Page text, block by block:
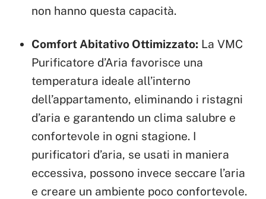
non hanno questa capacità.
Comfort Abitativo Ottimizzato: La VMC
Purificatore d’Aria favorisce una
temperatura ideale all’interno
dell’appartamento, eliminando i ristagni
d’aria e garantendo un clima salubre e
confortevole in ogni stagione. I
purificatori d’aria, se usati in maniera
eccessiva, possono invece seccare l’aria
e creare un ambiente poco confortevole.